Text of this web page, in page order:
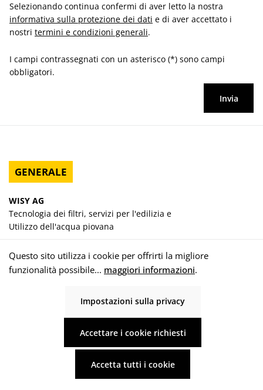
Selezionando continua confermi di aver letto la nostra
informativa sulla protezione dei dati e di aver accettato i
nostri termini e condizioni generali.
I campi contrassegnati con un asterisco (*) sono campi
obbligatori.
Invia
GENERALE
WISY AG
Tecnologia dei filtri, servizi per l'edilizia e
Utilizzo dell'acqua piovana
Oberdorfstraße 26
63699 Kefenrod-Hitzkirchen
Questo sito utilizza i cookie per offrirti la migliore
funzionalità possibile... maggiori informazioni.
Impostazioni sulla privacy
Accettare i cookie richiesti
Accetta tutti i cookie